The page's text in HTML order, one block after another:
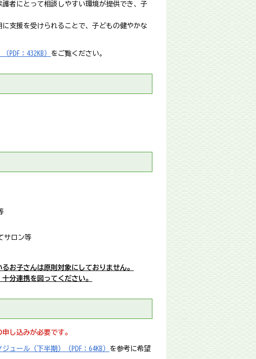
者にとって相談しやすい環境が提供でき、子
支援を受けられることで、子どもの健やかな
：432KB） をご覧ください。
サロン等
お子さんは原則対象にしておりません。
分連携を図ってください。
し込みが必要です。
ュール（下半期）（PDF：64KB） を参考に希望